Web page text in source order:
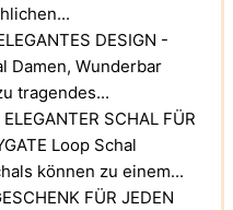
DESIGN -
Damen, Wunderbar
tragendes...
SCHAL FÜR
Loop Schal
können zu einem...
FÜR JEDEN